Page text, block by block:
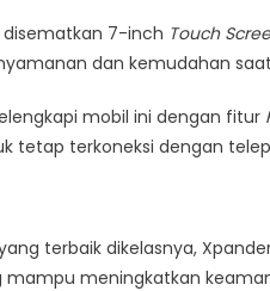
disematkan 7-inch Touch
dan kemudahan
mobil ini dengan fitur
tetap terkoneksi dengan
terbaik dikelasnya,
meningkatkan